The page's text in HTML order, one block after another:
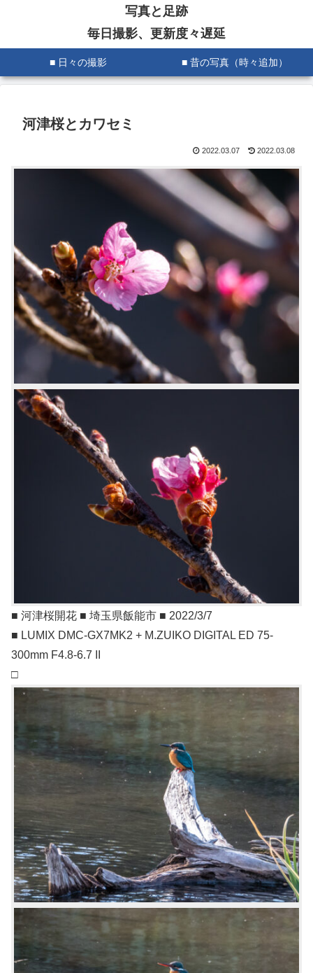
写真と足跡
毎日撮影、更新度々遅延
■ 日々の撮影 ■ 昔の写真（時々追加）
河津桜とカワセミ
2022.03.07 2022.03.08
■ 河津桜開花 ■ 埼玉県飯能市 ■ 2022/3/7
■ LUMIX DMC-GX7MK2 + M.ZUIKO DIGITAL ED 75-
300mm F4.8-6.7 II
□